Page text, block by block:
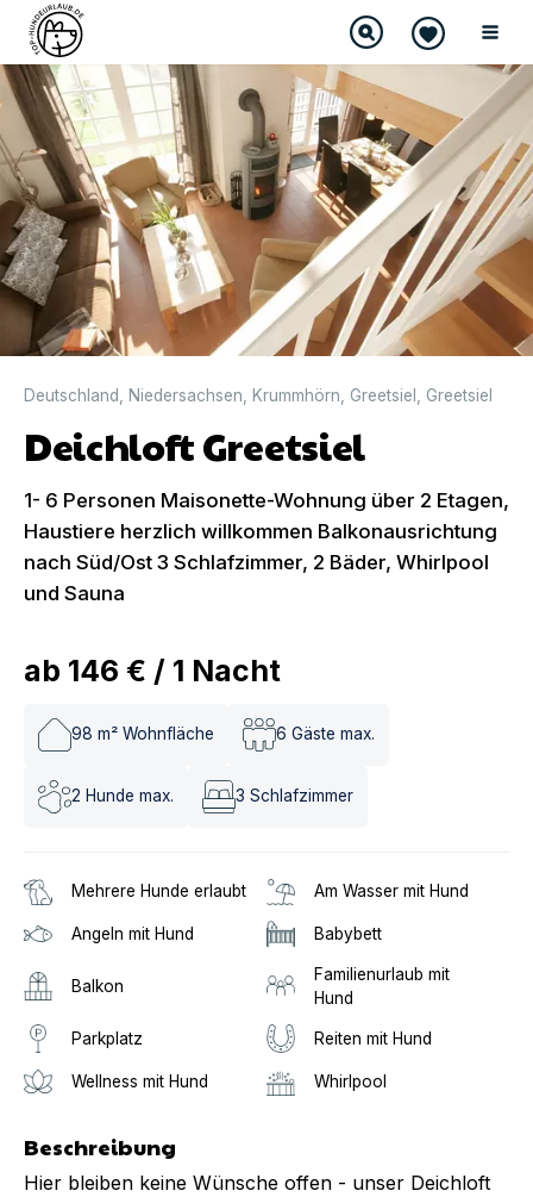
DIREKT BUCHBAR
Deutschland Niedersachsen Krummhörn Greetsiel Greetsiel
Deichloft Greetsiel
1- 6 Personen Maisonette-Wohnung über 2 Etagen,
Haustiere herzlich willkommen Balkonausrichtung
nach Süd/Ost 3 Schlafzimmer, 2 Bäder, Whirlpool
und Sauna
ab 146 € / 1 Nacht
98 m² Wohnfläche 6 Gäste max.
2 Hunde max. 3 Schlafzimmer
Mehrere Hunde erlaubt Am Wasser mit Hund
Angeln mit Hund Babybett
Balkon
Familienurlaub mit
Hund
Parkplatz Reiten mit Hund
Wellness mit Hund Whirlpool
Beschreibung
Hier bleiben keine Wünsche offen - unser Deichloft